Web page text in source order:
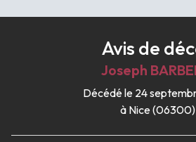
Avis de
Joseph
Décédé le 24
à Nice (06300)